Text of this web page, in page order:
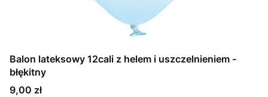
Balon lateksowy 12cali z helem i uszczelnieniem -
błękitny
Cena
9,00 zł